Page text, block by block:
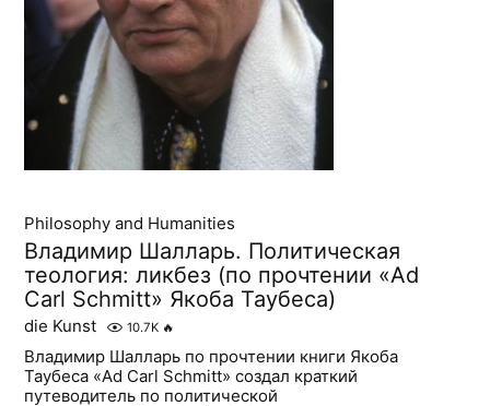
Philosophy and Humanities
Владимир Шалларь. Политическая
теология: ликбез (по прочтении «Ad
Carl Schmitt» Якоба Таубеса)
die Kunst 10.7K 🔥
Владимир Шалларь по прочтении книги Якоба
Таубеса «Ad Carl Schmitt» создал краткий
путеводитель по политической